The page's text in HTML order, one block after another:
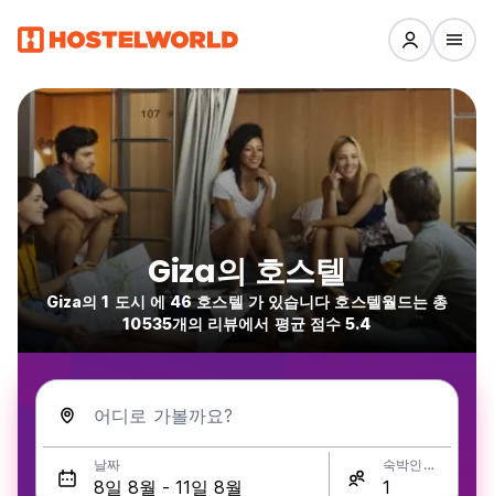
Giza의 호스텔
Giza의 1 도시 에 46 호스텔 가 있습니다 호스텔월드는 총
10535개의 리뷰에서 평균 점수 5.4
어디로 가볼까요?
날짜 숙박인원